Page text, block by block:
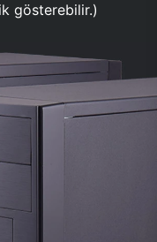
gösterebilir.)